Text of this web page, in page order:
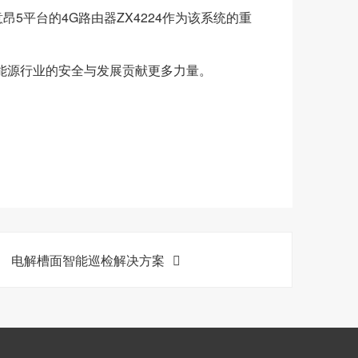
5平台的4G路由器ZX4224作为该系统的重
行业的安全与发展贡献更多力量。
电解槽面智能巡检解决方案